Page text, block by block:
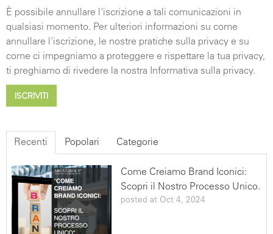
l'integrazione o l'aggiornamento, oppure la rettifica (art.
7 del d.lgs. n. 196/2003) e successivo (art. 7 EU RGDP
679/2016).. Ai sensi del medesimo articolo si ha il
diritto di chiedere la cancellazione, la trasformazione in
forma anonima o il blocco dei dati trattati in violazione
legittimi, al loro trattamento. Le richieste vanno rivolte
ad MGA Group- Via Ca' Nova Zampieri 4- 37137 San
ad eccezione di soggetti ai quali la comunicazione
stessa sia dovuta in adempimento ad obblighi previsti
dalla Legge. SERVIZI HubSpot Questo tipo di servizi
permettono al Titolare di costruire profili utente
partendo da un indirizzo email, il nome o qualunque
altra informazione che l'Utente fornisce a questa
Applicazione, così come di tracciare le attività
È possibile annullare l'iscrizione a tali comunicazioni in
qualsiasi momento. Per ulteriori informazioni su come
annullare l'iscrizione, le nostre pratiche sulla privacy e su
come ci impegniamo a proteggere e rispettare la tua privacy,
ti preghiamo di rivedere la nostra Informativa sulla privacy.
Recenti Popolari Categorie
Come Creiamo Brand Iconici:
Scopri il Nostro Processo Unico.
posted at Oct 4, 2024